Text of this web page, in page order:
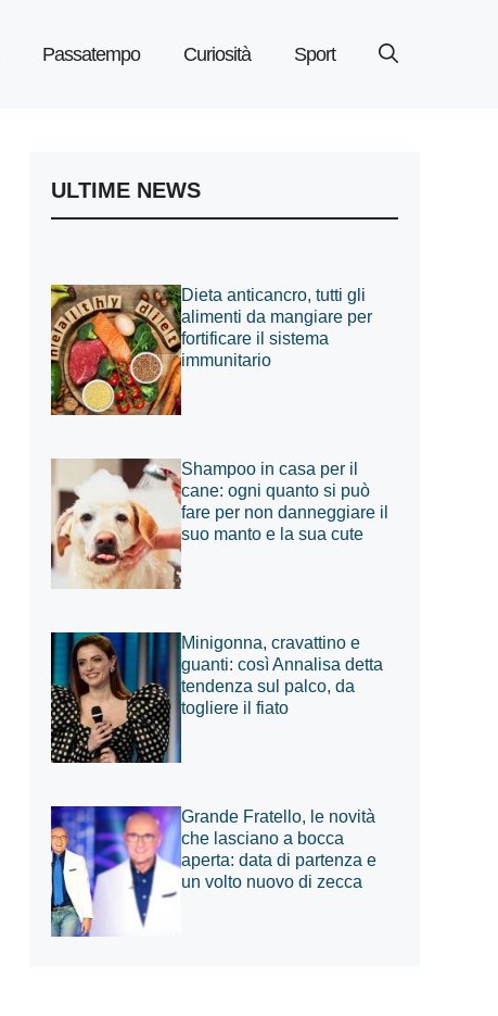
Passatempo Curiosità Sport
ULTIME NEWS
Dieta anticancro, tutti gli
alimenti da mangiare per
fortificare il sistema
immunitario
Shampoo in casa per il
cane: ogni quanto si può
fare per non danneggiare il
suo manto e la sua cute
Minigonna, cravattino e
guanti: così Annalisa detta
tendenza sul palco, da
togliere il fiato
Grande Fratello, le novità
che lasciano a bocca
aperta: data di partenza e
un volto nuovo di zecca